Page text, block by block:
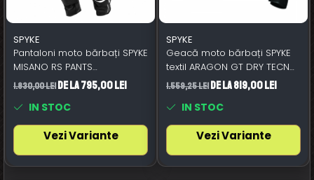
SPYKE
Pantaloni moto bărbați SPYKE
MISANO RS PANTS
negru/alb/roșu aprins
1.830,00 Leide la 795,00 Lei
IN STOC
Vezi Variante
SPYKE
Geacă moto bărbați SPYKE
textil ARAGON GT DRY TECNO,
negru/roșu
1.559,25 Leide la 819,00 Lei
IN STOC
Vezi Variante